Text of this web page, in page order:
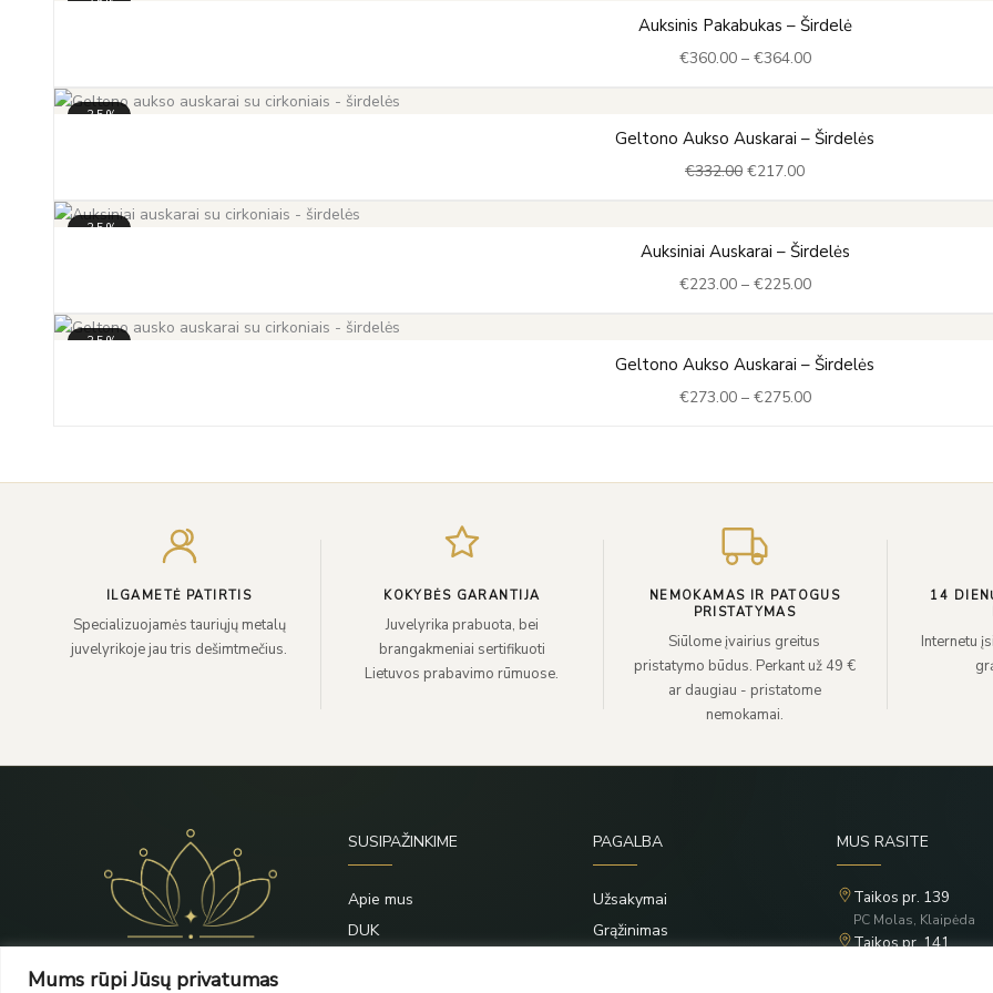
Mums rūpi Jūsų privatumas
Auksinis Pakabukas – Širdelė
€360.00 – €364.00
range:
€360.00
-35%
Geltono Aukso Auskarai – Širdelės
€332.00 was:
€217.00
Current
price
is:
-35%
Auksiniai Auskarai – Širdelės
€223.00 – €225.00
range:
€223.00
-35%
Geltono Aukso Auskarai – Širdelės
€273.00 – €275.00
Price
range:
€273.00
ILGAMETĖ PATIRTIS
Specializuojamės tauriųjų metalų
juvelyrikoje jau tris dešimtmečius.
KOKYBĖS GARANTIJA
Juvelyrika prabuota, bei
brangakmeniai sertifikuoti
Lietuvos prabavimo rūmuose.
NEMOKAMAS IR PATOGUS
PRISTATYMAS
Siūlome įvairius greitus
pristatymo būdus. Perkant už 49 €
ar daugiau - pristatome
nemokamai.
14
Internetu
SUSIPAŽINKIME
Apie mus
DUK
PAGALBA
Užsakymai
Grąžinimas
MUS RASITE
Taikos pr. 139
PC Molas, Klaipėda
Taikos pr. 141